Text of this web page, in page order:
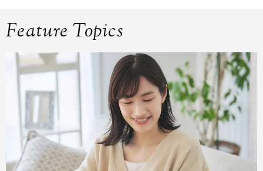
Feature Topics